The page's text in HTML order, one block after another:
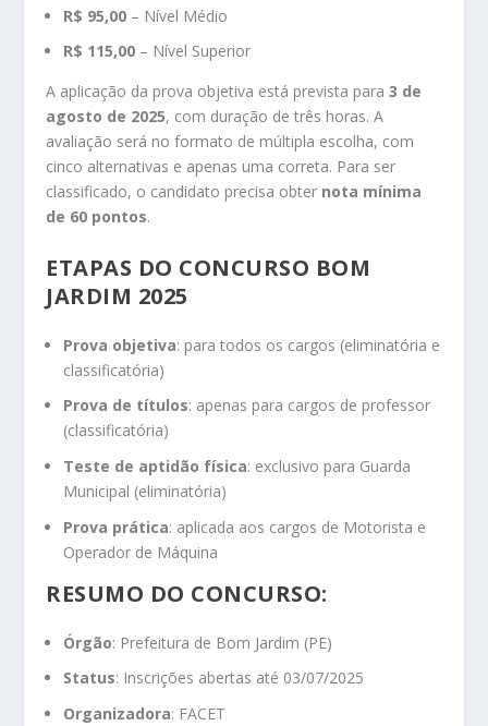
R$ 95,00 – Nível Médio
R$ 115,00 – Nível Superior
A aplicação da prova objetiva está prevista para3 de
agosto de 2025, com duração de três horas. A
avaliação será no formato de múltipla escolha, com
cinco alternativas e apenas uma correta. Para ser
classificado, o candidato precisa obter nota mínima
de 60 pontos.
ETAPAS DO CONCURSO BOM
JARDIM 2025
Prova objetiva: para todos os cargos (eliminatória e
classificatória)
Prova de títulos: apenas para cargos de professor
(classificatória)
Teste de aptidão física: exclusivo para Guarda
Municipal (eliminatória)
Prova prática: aplicada aos cargos de Motorista e
Operador de Máquina
RESUMO DO CONCURSO:
Órgão: Prefeitura de Bom Jardim (PE)
Status: Inscrições abertas até 03/07/2025
Organizadora: FACET